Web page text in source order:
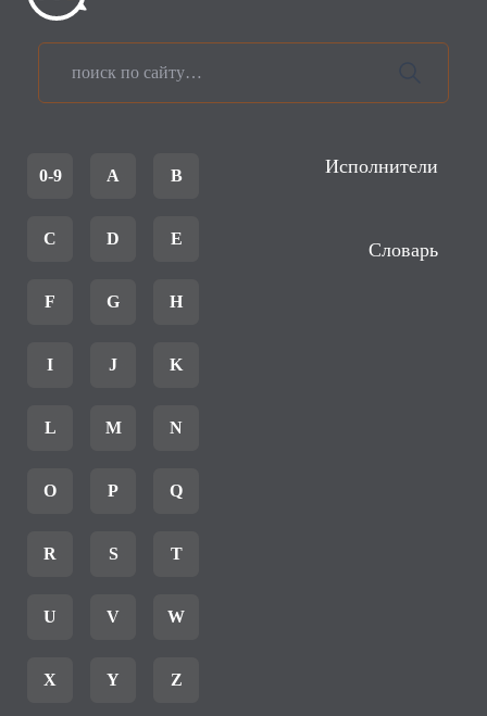
0-9 A B
C D E
F G H
I J K
L M N
O P Q
R S T
U V W
X Y Z
Исполнители
Словарь